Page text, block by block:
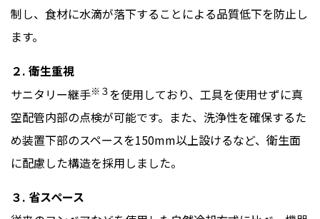
制し、食材に水滴が落下することによる品質低下を防止し
ます。
２. 衛生重視
サニタリー継手※３を使用しており、工具を使用せずに真
空配管内部の点検が可能です。また、洗浄性を確保するた
め装置下部のスペースを150mm以上設けるなど、衛生面
に配慮した構造を採用しました。
３. 省スペース